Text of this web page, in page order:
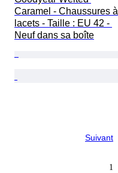
Caramel - Chaussures à
lacets - Taille : EU 42 -
Neuf dans sa boîte
Suivant
1